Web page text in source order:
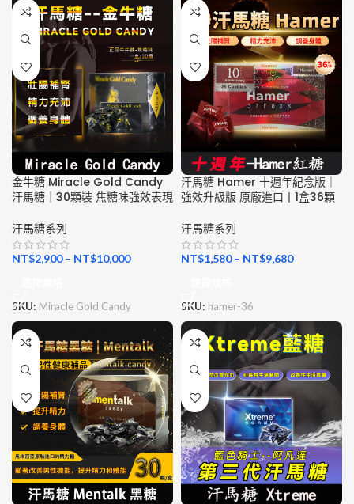
金牛糖 Miracle Gold Candy
汗馬糖｜30顆裝 焦糖味強效表現
汗馬糖系列
NT$2,900– NT$10,000
SKU: Miracle Gold Candy
汗馬糖 Hamer 十週年紀念版｜
強效升級版 原廠進口丨1盒36顆
汗馬糖系列
NT$1,580– NT$9,680
SKU: hamer-36